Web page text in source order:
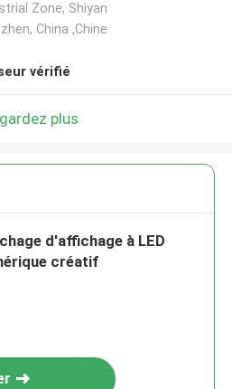
Zone, Shiyan
China ,Chine
vérifié
plus
d'affichage à LED
créatif